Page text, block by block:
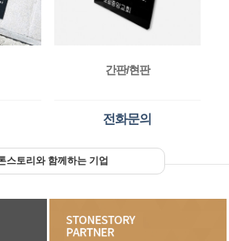
간판/현판
전화문의
스토리와 함께하는 기업